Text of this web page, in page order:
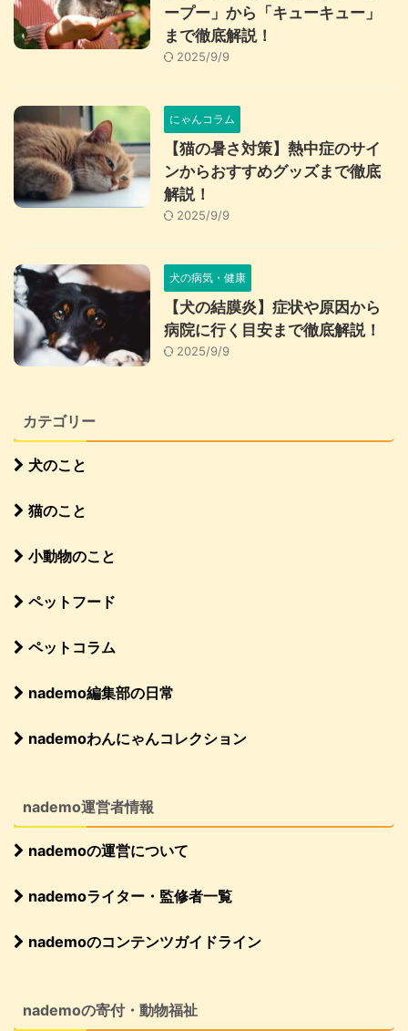
ープー」から「キューキュー」
まで徹底解説！
2025/9/9
にゃんコラム
【猫の暑さ対策】熱中症のサイ
ンからおすすめグッズまで徹底
解説！
2025/9/9
犬の病気・健康
【犬の結膜炎】症状や原因から
病院に行く目安まで徹底解説！
2025/9/9
カテゴリー
犬のこと
猫のこと
小動物のこと
ペットフード
ペットコラム
nademo編集部の日常
nademoわんにゃんコレクション
nademo運営者情報
nademoの運営について
nademoライター・監修者一覧
nademoのコンテンツガイドライン
nademoの寄付・動物福祉